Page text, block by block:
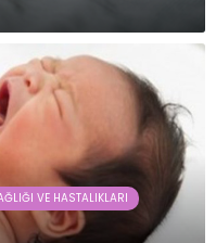
VE HASTALIKLARI